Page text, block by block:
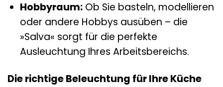
Hobbyraum:Ob Sie basteln, modellieren
oder andere Hobbys ausüben – die
»Salva« sorgt für die perfekte
Ausleuchtung Ihres Arbeitsbereichs.
Die richtige Beleuchtung für Ihre Küche